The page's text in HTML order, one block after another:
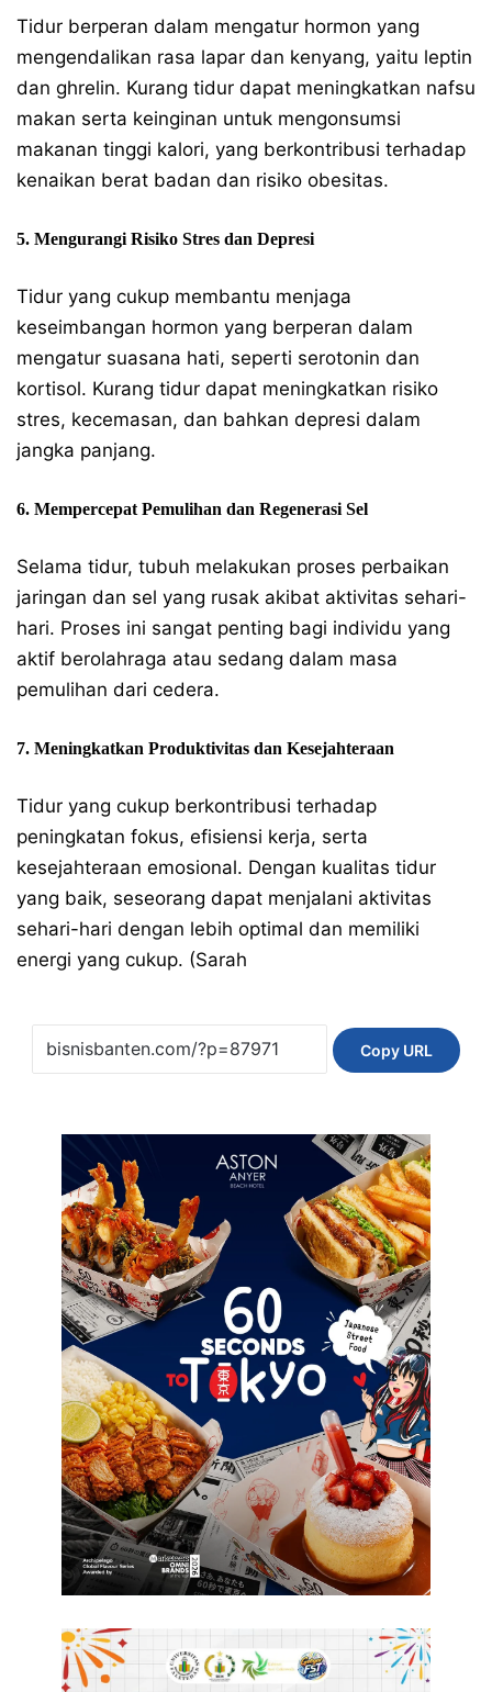
Tidur berperan dalam mengatur hormon yang
mengendalikan rasa lapar dan kenyang, yaitu leptin
dan ghrelin. Kurang tidur dapat meningkatkan nafsu
makan serta keinginan untuk mengonsumsi
makanan tinggi kalori, yang berkontribusi terhadap
kenaikan berat badan dan risiko obesitas.
5. Mengurangi Risiko Stres dan Depresi
Tidur yang cukup membantu menjaga
keseimbangan hormon yang berperan dalam
mengatur suasana hati, seperti serotonin dan
kortisol. Kurang tidur dapat meningkatkan risiko
stres, kecemasan, dan bahkan depresi dalam
jangka panjang.
6. Mempercepat Pemulihan dan Regenerasi Sel
Selama tidur, tubuh melakukan proses perbaikan
jaringan dan sel yang rusak akibat aktivitas sehari-
hari. Proses ini sangat penting bagi individu yang
aktif berolahraga atau sedang dalam masa
pemulihan dari cedera.
7. Meningkatkan Produktivitas dan Kesejahteraan
Tidur yang cukup berkontribusi terhadap
peningkatan fokus, efisiensi kerja, serta
kesejahteraan emosional. Dengan kualitas tidur
yang baik, seseorang dapat menjalani aktivitas
sehari-hari dengan lebih optimal dan memiliki
energi yang cukup. (Sarah
Copy URL